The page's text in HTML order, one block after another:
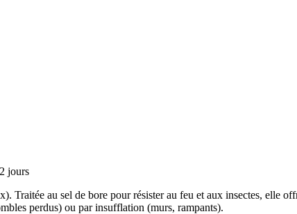
jours
au sel de bore pour résister au feu et aux insectes, elle
perdus) ou par insufflation (murs, rampants).